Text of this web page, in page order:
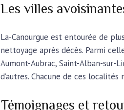
Les villes
La-Canourgue est entourée de
nettoyage après décès. Parmi
Aumont-Aubrac, Saint-Alban-sur-
d’autres. Chacune de ces
Témoignages et